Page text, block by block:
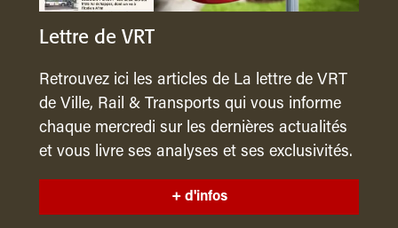
Lettre de VRT
Retrouvez ici les articles de La lettre de VRT
de Ville, Rail & Transports qui vous informe
chaque mercredi sur les dernières actualités
et vous livre ses analyses et ses exclusivités.
+ d'infos